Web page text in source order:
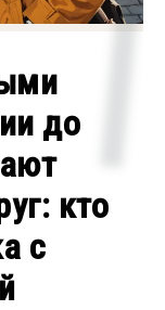
до
кто
с